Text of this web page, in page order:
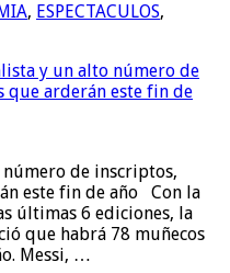
, ESPECTACULOS,
de inscriptos,
este fin de año Con la
últimas 6 ediciones, la
que habrá 78 muñecos
Messi, …